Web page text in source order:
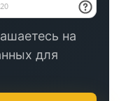
на
для